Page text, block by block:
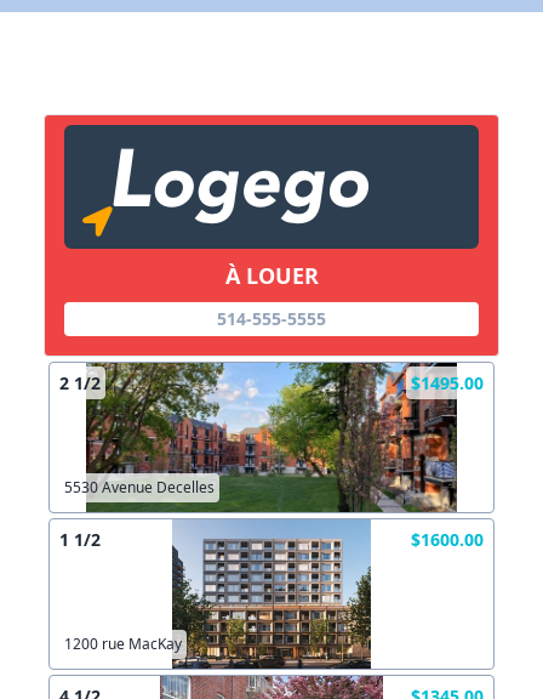
À LOUER
514-555-5555
2 1/2 $1495.00
5530 Avenue Decelles
1 1/2 $1600.00
1200 rue MacKay
X Fermer
Lien vers inscription (sera inclus dans courriel)
Copier lien
X Fermer Envoyez